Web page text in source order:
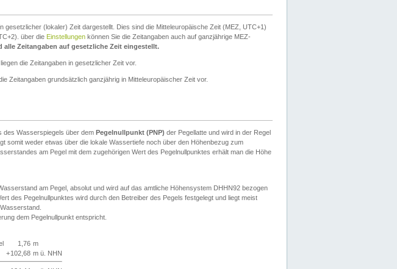
gesetzlicher (lokaler) Zeit dargestellt. Dies sind die Mitteleuropäische Zeit (MEZ, UTC+1)
über die Einstellungen können Sie die Zeitangaben auch auf ganzjährige MEZ-
alle Zeitangaben auf gesetzliche Zeit eingestellt.
liegen die Zeitangaben in gesetzlicher Zeit vor.
Zeitangaben grundsätzlich ganzjährig in Mitteleuropäischer Zeit vor.
des Wasserspiegels über dem Pegelnullpunkt (PNP) der Pegellatte und wird in der Regel
somit weder etwas über die lokale Wassertiefe noch über den Höhenbezug zum
am Pegel mit dem zugehörigen Wert des Pegelnullpunktes erhält man die Höhe
am Pegel, absolut und wird auf das amtliche Höhensystem DHHN92 bezogen
des Pegelnullpunktes wird durch den Betreiber des Pegels festgelegt und liegt meist
dem Pegelnullpunkt entspricht.
1,76 m
+102,68 m ü. NHN